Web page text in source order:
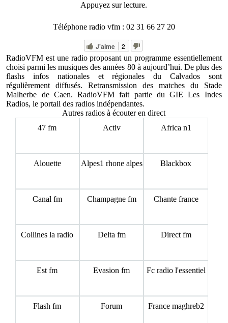
Appuyez sur lecture.
Téléphone radio vfm : 02 31 66 27 20
J'aime
2
RadioVFM est une radio proposant un programme essentiellement
choisi parmi les musiques des années 80 à aujourd’hui. De plus des
flashs infos nationales et régionales du Calvados sont
régulièrement diffusés. Retransmission des matches du Stade
Malherbe de Caen. RadioVFM fait partie du GIE Les Indes
Radios, le portail des radios indépendantes.
Autres radios à écouter en direct
47 fm
Activ Africa n1
Alouette Alpes1 rhone alpes Blackbox
Canal fm Champagne fm Chante france
Collines la radio Delta fm Direct fm
Est fm Evasion fm Fc radio l'essentiel
Flash fm Forum France maghreb2